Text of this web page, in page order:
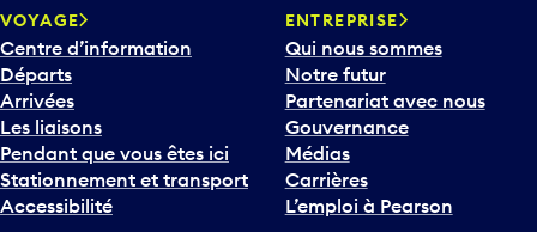
VOYAGE
Centre d’information
Départs
Arrivées
Les liaisons
Pendant que vous êtes ici
Stationnement et transport
Accessibilité
ENTREPRISE
Qui nous sommes
Notre futur
Partenariat avec nous
Gouvernance
Médias
Carrières
L’emploi à Pearson